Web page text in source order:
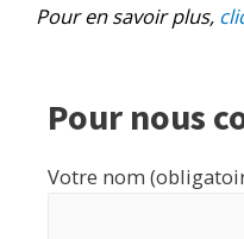
Pour en savoir plus,
Pour nous
Votre nom